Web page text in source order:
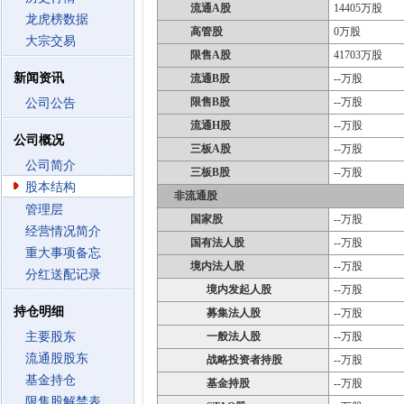
龙虎榜数据
大宗交易
新闻资讯
公司公告
公司概况
公司简介
股本结构
管理层
经营情况简介
重大事项备忘
分红送配记录
持仓明细
主要股东
流通股股东
基金持仓
流通A股
14405万股
高管股
0万股
限售A股
41703万股
流通B股
--万股
限售B股
--万股
流通H股
--万股
三板A股
--万股
三板B股
--万股
非流通股
国家股
--万股
国有法人股
--万股
境内法人股
--万股
境内发起人股
--万股
募集法人股
--万股
一般法人股
--万股
战略投资者持股
--万股
基金持股
--万股